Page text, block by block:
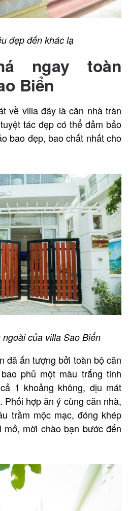
đẹp đến khác lạ
ngay toàn
Biển
về villa đây là căn nhà tràn
tác đẹp có thể đảm bảo
bao đẹp, bao chất nhất cho
ngoài của villa Sao Biển
đã ấn tượng bởi toàn bộ căn
phủ một màu trắng tinh
1 khoảng không, dịu mát
Phối hợp ăn ý cùng căn nhà,
trầm mộc mạc, đóng khép
mời chào bạn bước đến